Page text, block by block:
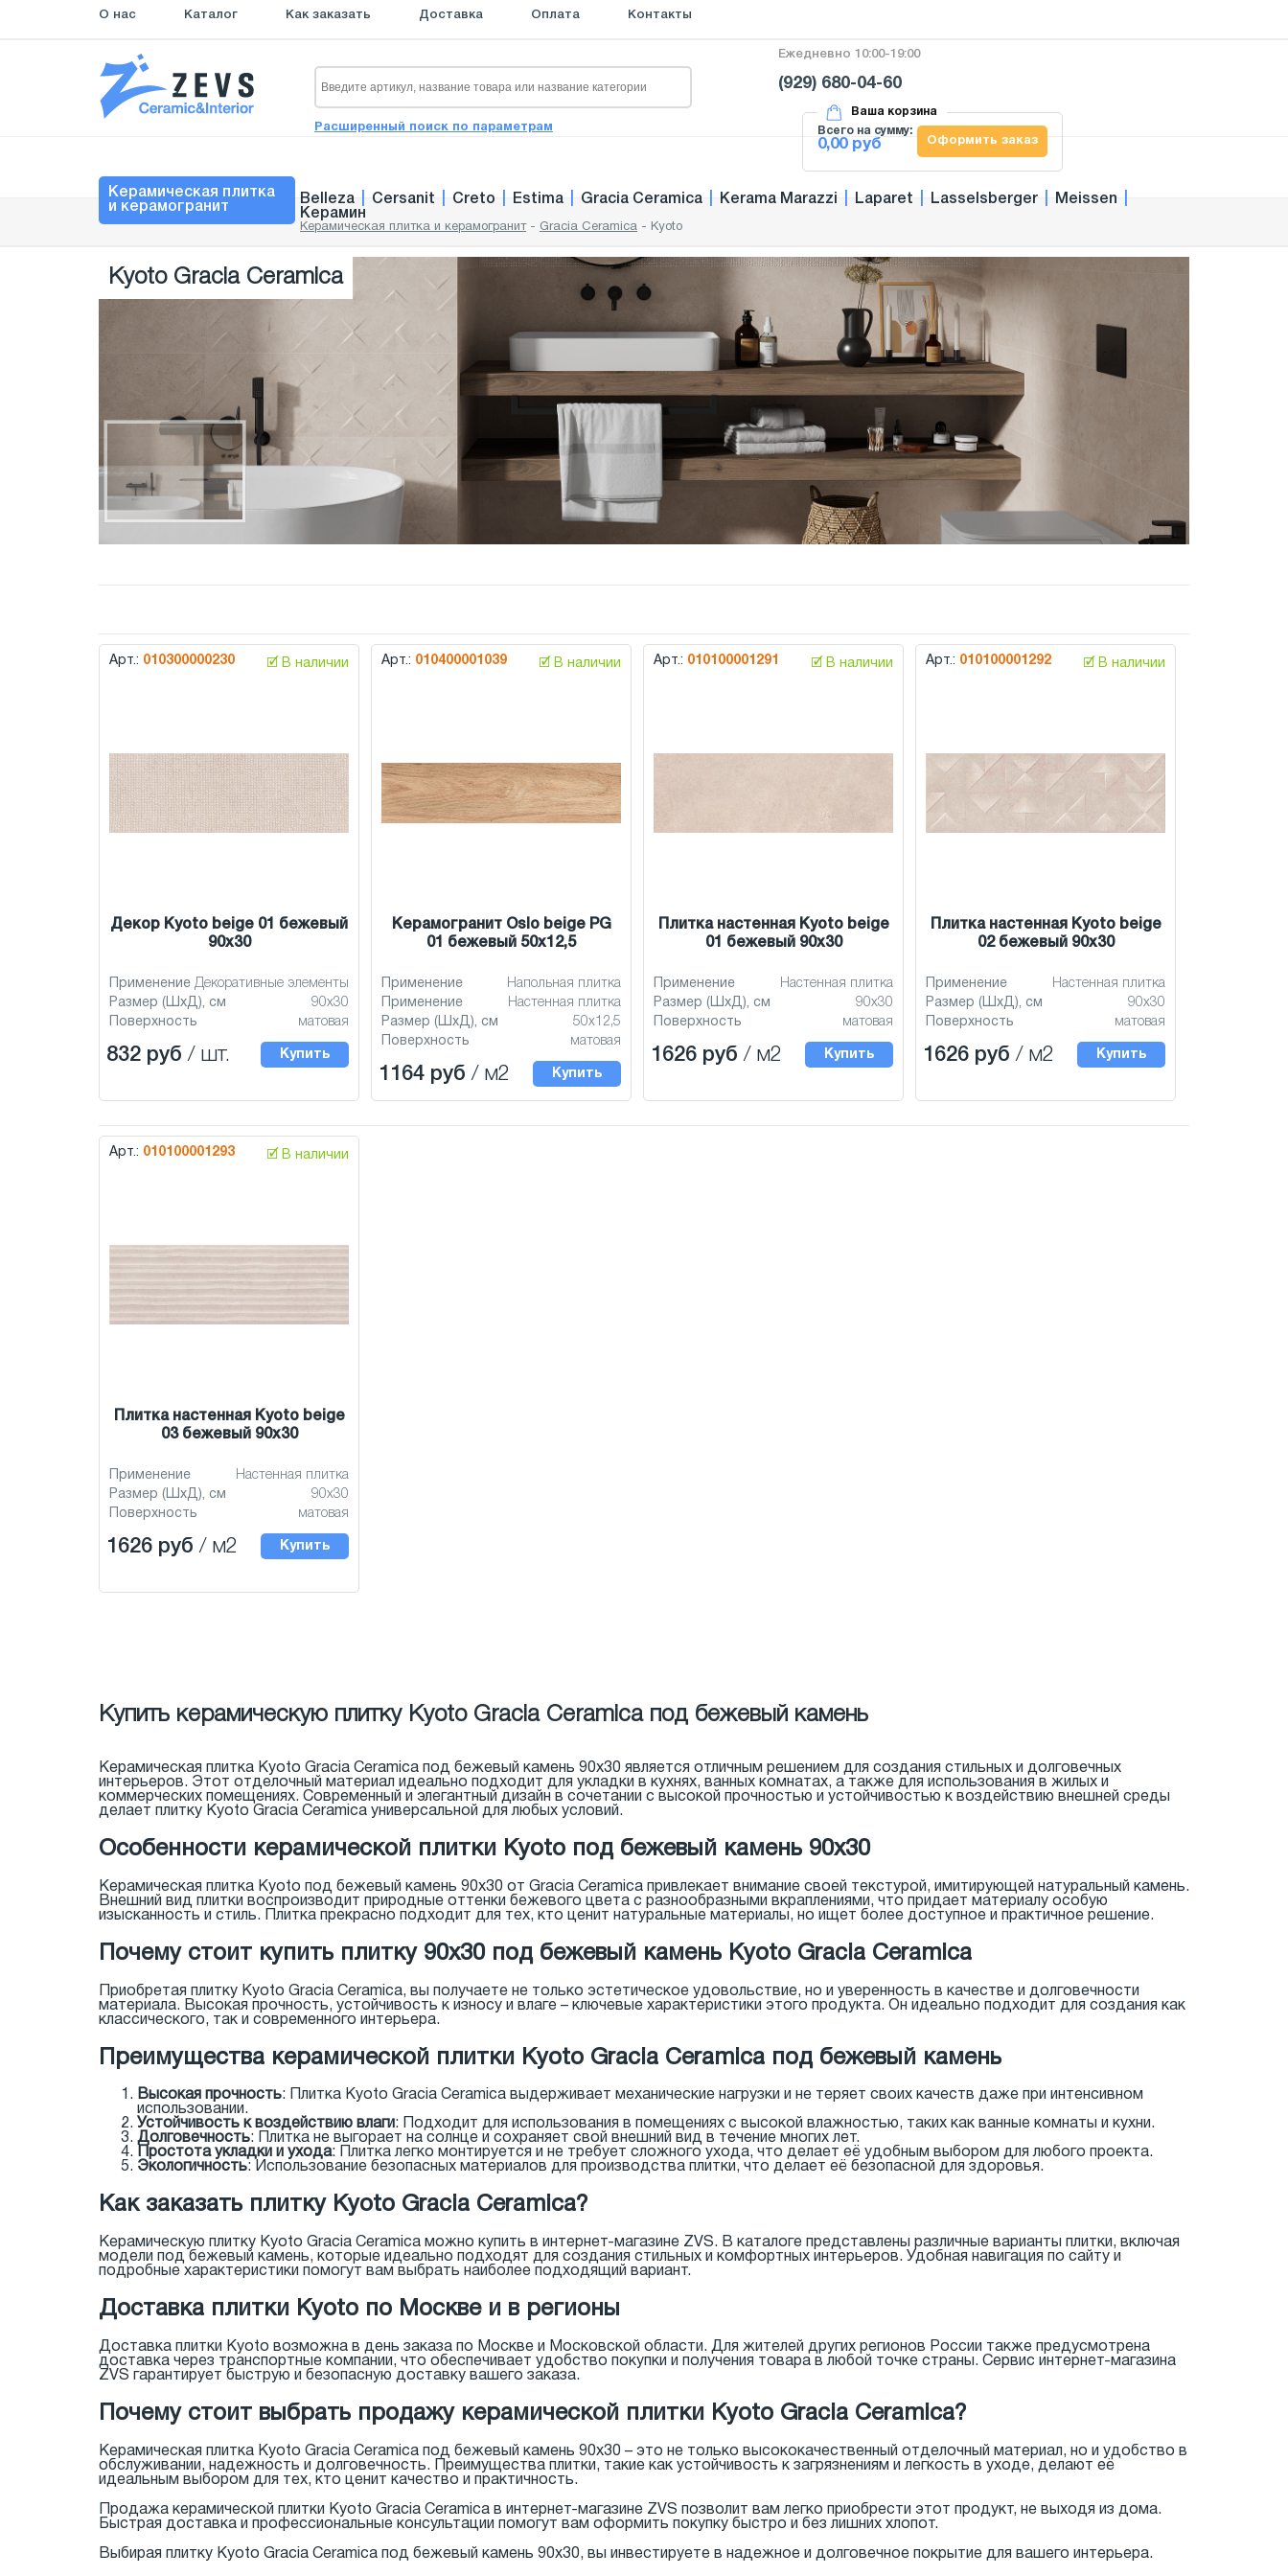
О нас Каталог Как заказать Доставка Оплата Контакты
Расширенный поиск по параметрам
Ежедневно 10:00-19:00
(929) 680-04-60
Ваша корзина
Оформить заказ
Всего на сумму:
0,00 руб
Керамическая плитка
и керамогранит
Belleza Cersanit Creto Estima Gracia Ceramica Kerama Marazzi Laparet Lasselsberger Meissen
Керамин
Керамическая плитка и керамогранит - Gracia Ceramica - Kyoto
Kyoto Gracia Ceramica
Арт.: 010300000230 🗹 В наличии
Декор Kyoto beige 01 бежевый
90x30
Применение Декоративные элементы
Размер (ШхД), см
90x30
Поверхность
матовая
832 руб / шт. Купить
Арт.: 010400001039 🗹 В наличии
Керамогранит Oslo beige PG
01 бежевый 50x12,5
Применение
Напольная плитка
Применение
Настенная плитка
Размер (ШхД), см
50x12,5
Поверхность
матовая
1164 руб / м2 Купить
Арт.: 010100001291 🗹 В наличии
Плитка настенная Kyoto beige
01 бежевый 90x30
Применение
Настенная плитка
Размер (ШхД), см
90x30
Поверхность
матовая
1626 руб / м2 Купить
Арт.: 010100001292 🗹 В наличии
Плитка настенная Kyoto beige
02 бежевый 90x30
Применение
Настенная плитка
Размер (ШхД), см
90x30
Поверхность
матовая
1626 руб / м2 Купить
Арт.: 010100001293 🗹 В наличии
Плитка настенная Kyoto beige
03 бежевый 90x30
Применение
Настенная плитка
Размер (ШхД), см
90x30
Поверхность
матовая
1626 руб / м2 Купить
Купить керамическую плитку Kyoto Gracia Ceramica под бежевый камень
Керамическая плитка Kyoto Gracia Ceramica под бежевый камень 90x30 является отличным решением для создания стильных и долговечных
интерьеров. Этот отделочный материал идеально подходит для укладки в кухнях, ванных комнатах, а также для использования в жилых и
коммерческих помещениях. Современный и элегантный дизайн в сочетании с высокой прочностью и устойчивостью к воздействию внешней среды
делает плитку Kyoto Gracia Ceramica универсальной для любых условий.
Особенности керамической плитки Kyoto под бежевый камень 90x30
Керамическая плитка Kyoto под бежевый камень 90x30 от Gracia Ceramica привлекает внимание своей текстурой, имитирующей натуральный камень.
Внешний вид плитки воспроизводит природные оттенки бежевого цвета с разнообразными вкраплениями, что придает материалу особую
изысканность и стиль. Плитка прекрасно подходит для тех, кто ценит натуральные материалы, но ищет более доступное и практичное решение.
Почему стоит купить плитку 90x30 под бежевый камень Kyoto Gracia Ceramica
Приобретая плитку Kyoto Gracia Ceramica, вы получаете не только эстетическое удовольствие, но и уверенность в качестве и долговечности
материала. Высокая прочность, устойчивость к износу и влаге – ключевые характеристики этого продукта. Он идеально подходит для создания как
классического, так и современного интерьера.
Преимущества керамической плитки Kyoto Gracia Ceramica под бежевый камень
Высокая прочность: Плитка Kyoto Gracia Ceramica выдерживает механические нагрузки и не теряет своих качеств даже при интенсивном
использовании.
Устойчивость к воздействию влаги : Подходит для использования в помещениях с высокой влажностью, таких как ванные комнаты и кухни.
Долговечность: Плитка не выгорает на солнце и сохраняет свой внешний вид в течение многих лет.
Простота укладки и ухода: Плитка легко монтируется и не требует сложного ухода, что делает её удобным выбором для любого проекта.
Экологичность: Использование безопасных материалов для производства плитки, что делает её безопасной для здоровья.
Как заказать плитку Kyoto Gracia Ceramica?
Керамическую плитку Kyoto Gracia Ceramica можно купить в интернет-магазине ZVS. В каталоге представлены различные варианты плитки, включая
модели под бежевый камень, которые идеально подходят для создания стильных и комфортных интерьеров. Удобная навигация по сайту и
подробные характеристики помогут вам выбрать наиболее подходящий вариант.
Доставка плитки Kyoto по Москве и в регионы
Доставка плитки Kyoto возможна в день заказа по Москве и Московской области. Для жителей других регионов России также предусмотрена
доставка через транспортные компании, что обеспечивает удобство покупки и получения товара в любой точке страны. Сервис интернет-магазина
ZVS гарантирует быструю и безопасную доставку вашего заказа.
Почему стоит выбрать продажу керамической плитки Kyoto Gracia Ceramica?
Керамическая плитка Kyoto Gracia Ceramica под бежевый камень 90x30 – это не только высококачественный отделочный материал, но и удобство в
обслуживании, надежность и долговечность. Преимущества плитки, такие как устойчивость к загрязнениям и легкость в уходе, делают её
идеальным выбором для тех, кто ценит качество и практичность.
Продажа керамической плитки Kyoto Gracia Ceramica в интернет-магазине ZVS позволит вам легко приобрести этот продукт, не выходя из дома.
Быстрая доставка и профессиональные консультации помогут вам оформить покупку быстро и без лишних хлопот.
Выбирая плитку Kyoto Gracia Ceramica под бежевый камень 90x30, вы инвестируете в надежное и долговечное покрытие для вашего интерьера.